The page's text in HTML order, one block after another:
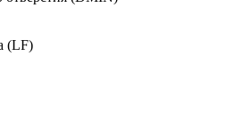
(LF)